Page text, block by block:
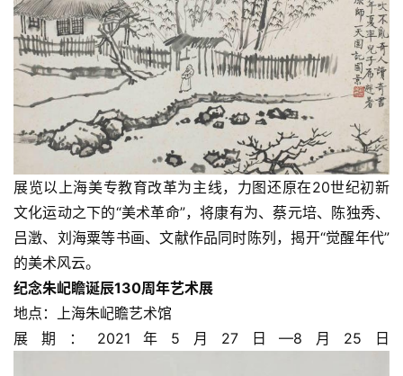
首
页
坛
讯
书
法
征
稿
学
展览以上海美专教育改革为主线，力图还原在20世纪初新
文化运动之下的“美术革命”，将康有为、蔡元培、陈独秀、
吕澂、刘海粟等书画、文献作品同时陈列，揭开“觉醒年代”
的美术风云。
纪念朱屺瞻诞辰130周年艺术展
地点：上海朱屺瞻艺术馆
展期：2021年5月27日—8月25日